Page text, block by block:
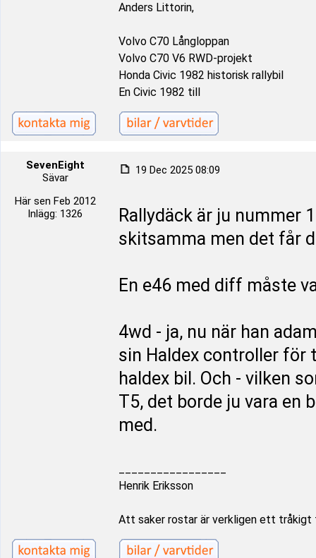
Anders Littorin,
Volvo C70 Långloppan
Volvo C70 V6 RWD-projekt
Honda Civic 1982 historisk rallybil
En Civic 1982 till
SevenEight
Sävar
Här sen Feb 2012
Inlägg: 1326
19 Dec 2025 08:09
Rallydäck är ju nummer
skitsamma men det får
En e46 med diff måste
4wd - ja, nu när han
sin Haldex controller för
haldex bil. Och - vilken
T5, det borde ju vara en
med.
Henrik Eriksson
Att saker rostar är verkligen ett